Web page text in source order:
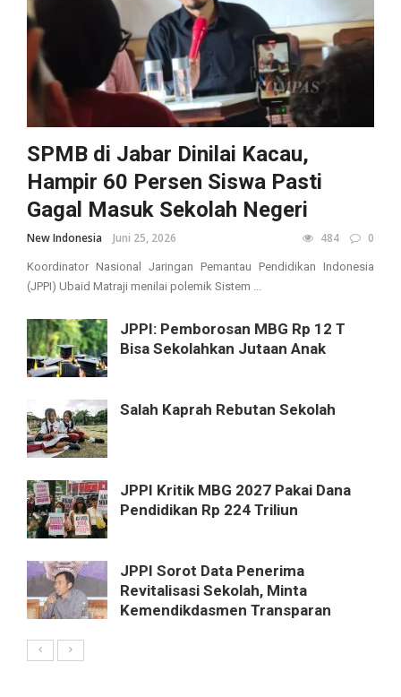
SPMB di Jabar Dinilai Kacau,
Hampir 60 Persen Siswa Pasti
Gagal Masuk Sekolah Negeri
New Indonesia Juni 25, 2026 484 0
Koordinator Nasional Jaringan Pemantau Pendidikan Indonesia
(JPPI) Ubaid Matraji menilai polemik Sistem ...
JPPI: Pemborosan MBG Rp 12 T
Bisa Sekolahkan Jutaan Anak
Salah Kaprah Rebutan Sekolah
JPPI Kritik MBG 2027 Pakai Dana
Pendidikan Rp 224 Triliun
JPPI Sorot Data Penerima
Revitalisasi Sekolah, Minta
Kemendikdasmen Transparan